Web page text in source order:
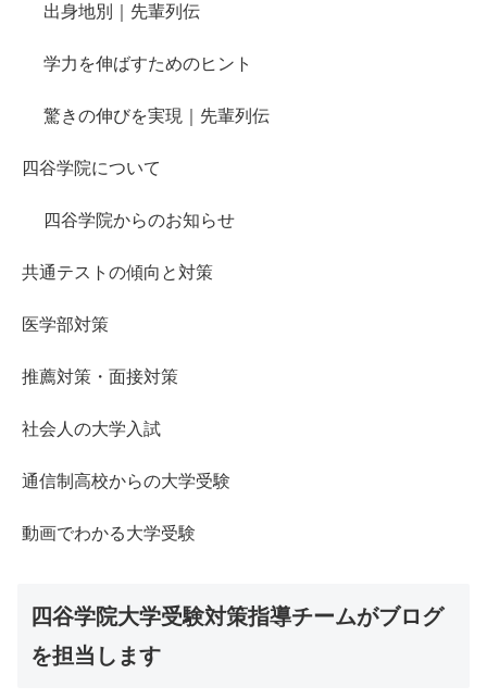
出身地別｜先輩列伝
学力を伸ばすためのヒント
驚きの伸びを実現｜先輩列伝
四谷学院について
四谷学院からのお知らせ
共通テストの傾向と対策
医学部対策
推薦対策・面接対策
社会人の大学入試
通信制高校からの大学受験
動画でわかる大学受験
四谷学院大学受験対策指導チームがブログ
を担当します